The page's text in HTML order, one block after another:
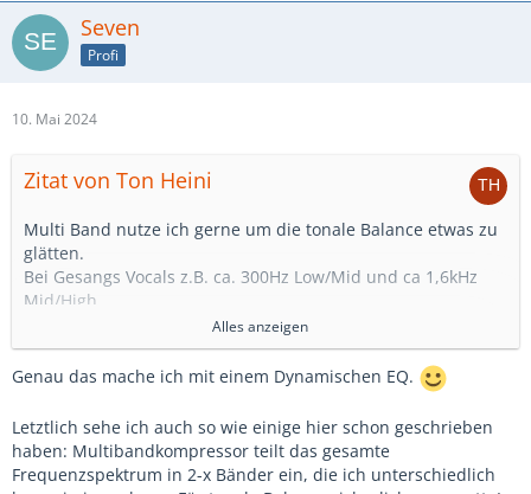
Seven
Profi
10. Mai 2024
Zitat von Ton Heini
Multi Band nutze ich gerne um die tonale Balance etwas zu
glätten.
Bei Gesangs Vocals z.B. ca. 300Hz Low/Mid und ca 1,6kHz
Mid/High
Das Mid und High Band greift dann nur in lauten Passagen.
Mit dem Low Band kann man dann die Nahbesprechung
etwas dämpfen.
Dazu gerne noch ein dynamischen EQ bei ca. 3kHz der nur
greift wenn es lauter wird bzw. Sänger*in im Grenzbereich
singen und es nervig wird in dem Bereich.
Ich komprimiere aber eh sehr vorsichtig meist nicht mehr
Alles anzeigen
Genau das mache ich mit einem Dynamischen EQ.
Letztlich sehe ich auch so wie einige hier schon geschrieben
haben: Multibandkompressor teilt das gesamte
Frequenzspektrum in 2-x Bänder ein, die ich unterschiedlich